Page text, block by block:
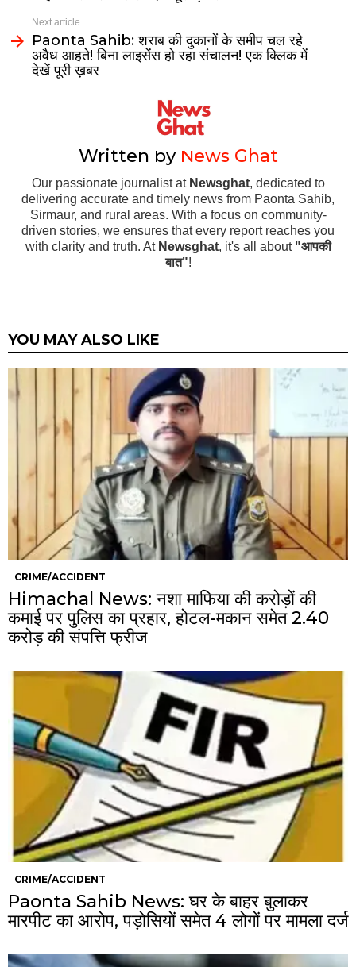
Next article
Paonta Sahib: शराब की दुकानों के समीप चल रहे
अवैध आहते! बिना लाइसेंस हो रहा संचालन! एक क्लिक में
देखें पूरी ख़बर
Written by News Ghat
Our passionate journalist at Newsghat, dedicated to
delivering accurate and timely news from Paonta Sahib,
Sirmaur, and rural areas. With a focus on community-
driven stories, we ensures that every report reaches you
with clarity and truth. At Newsghat, it's all about "आपकी
बात"!
YOU MAY ALSO LIKE
CRIME/ACCIDENT
Himachal News: नशा माफिया की करोड़ों की
कमाई पर पुलिस का प्रहार, होटल-मकान समेत 2.40
करोड़ की संपत्ति फ्रीज
CRIME/ACCIDENT
Paonta Sahib News: घर के बाहर बुलाकर
मारपीट का आरोप, पड़ोसियों समेत 4 लोगों पर मामला दर्ज